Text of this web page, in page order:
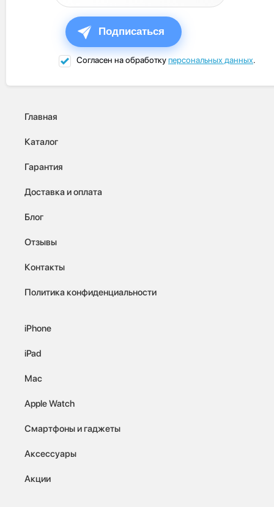
Подписаться
Согласен на обработкуперсональных данных.
Главная
Каталог
Гарантия
Доставка и оплата
Блог
Отзывы
Контакты
Политика конфиденциальности
iPhone
iPad
Mac
Apple Watch
Смартфоны и гаджеты
Аксессуары
Акции